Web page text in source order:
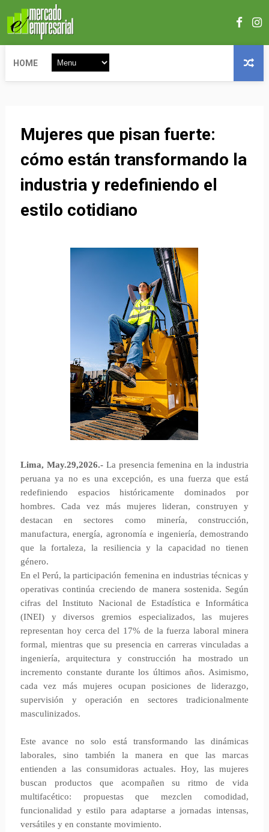
HOME
Mujeres que pisan fuerte:
cómo están transformando la
industria y redefiniendo el
estilo cotidiano
Lima, May.29,2026.-La presencia femenina en la industria
peruana ya no es una excepción, es una fuerza que está
redefiniendo espacios históricamente dominados por
hombres. Cada vez más mujeres lideran, construyen y
destacan en sectores como minería, construcción,
manufactura, energía, agronomía e ingeniería, demostrando
que la fortaleza, la resiliencia y la capacidad no tienen
género.
En el Perú, la participación femenina en industrias técnicas y
operativas continúa creciendo de manera sostenida. Según
cifras del Instituto Nacional de Estadística e Informática
(INEI) y diversos gremios especializados, las mujeres
representan hoy cerca del 17% de la fuerza laboral minera
formal, mientras que su presencia en carreras vinculadas a
ingeniería, arquitectura y construcción ha mostrado un
incremento constante durante los últimos años. Asimismo,
cada vez más mujeres ocupan posiciones de liderazgo,
supervisión y operación en sectores tradicionalmente
masculinizados.
Este avance no solo está transformando las dinámicas
laborales, sino también la manera en que las marcas
entienden a las consumidoras actuales. Hoy, las mujeres
buscan productos que acompañen su ritmo de vida
multifacético: propuestas que mezclen comodidad,
funcionalidad y estilo para adaptarse a jornadas intensas,
versátiles y en constante movimiento.